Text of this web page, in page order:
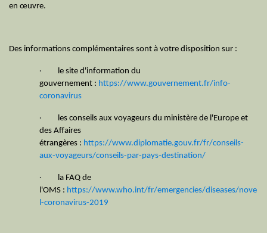
en œuvre.
Des informations complémentaires sont à votre disposition sur :
·
le site d'information du
gouvernement : https://www.gouvernement.fr/info-
coronavirus
·
les conseils aux voyageurs du ministère de l'Europe et
des Affaires
étrangères : https://www.diplomatie.gouv.fr/fr/conseils-
aux-voyageurs/conseils-par-pays-destination/
·
la FAQ de
l'OMS : https://www.who.int/fr/emergencies/diseases/nove
l-coronavirus-2019